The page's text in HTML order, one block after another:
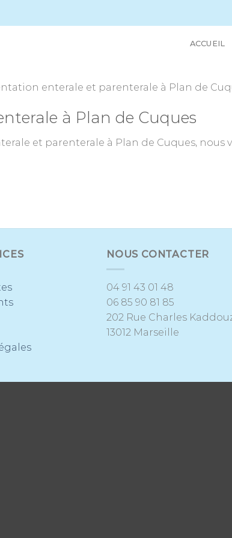
ACCUEIL
enterale et parenterale à Plan de
à Plan de Cuques
et parenterale à Plan de Cuques, nous
NOUS CONTACTER
04 91 43 01 48
06 85 90 81 85
202 Rue Charles
13012 Marseille